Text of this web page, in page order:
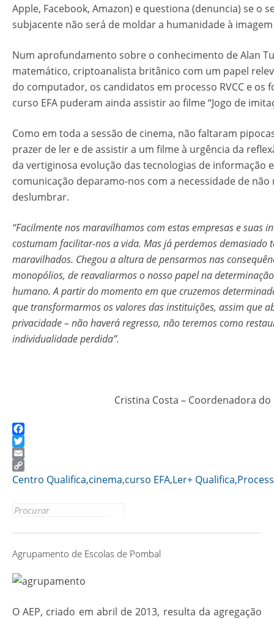
Apple, Facebook, Amazon) e questiona (denuncia) se o
subjacente não será de moldar a humanidade à
Num aprofundamento sobre o conhecimento de Alan
matemático, criptoanalista britânico com um papel
do computador, os candidatos em processo RVCC e os
curso EFA puderam ainda assistir ao filme “Jogo de
Como em toda a sessão de cinema, não faltaram
prazer de ler e de assistir a um filme à urgência da
da vertiginosa evolução das tecnologias de informação
comunicação deparamo-nos com a necessidade de
deslumbrar.
“Facilmente nos maravilhamos com estas empresas e suas
costumam facilitar-nos a vida. Mas já perdemos demasiado
maravilhados. Chegou a altura de pensarmos nas
monopólios, de reavaliarmos o nosso papel na
humano. A partir do momento em que cruzemos
que transformarmos os valores das instituições, assim que
privacidade – não haverá regresso, não teremos como
individualidade perdida”.
Cristina Costa – Coordenadora
Facebook
Twitter
Email
Copy
Centro Qualifica,cinema,curso EFA,Ler+ Qualifica,
Search for:
Agrupamento de Escolas de Pombal
O AEP, criado em abril de 2013, resulta da agregação